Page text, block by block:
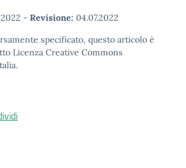
- Revisione: 04.07.2022
specificato, questo articolo è
Licenza Creative Commons